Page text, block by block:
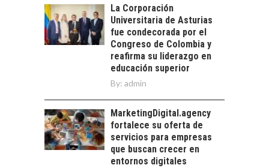
La transformación
estratégica de los
recursos humanos en
las empresas…
FINANCIAMIENTO
PARA PYMES EN
CHILE:
ALTERNATIVAS MÁS
ALLÁ DEL CRÉDITO
BANCARIO
pymes en Chile:
alternativas que
trascienden el
crédito…
La Corporación
Universitaria de Asturias
fue condecorada por el
Congreso de Colombia y
reafirma su liderazgo en
educación superior
By: admin
MarketingDigital.agency
fortalece su oferta de
servicios para empresas
que buscan crecer en
entornos digitales